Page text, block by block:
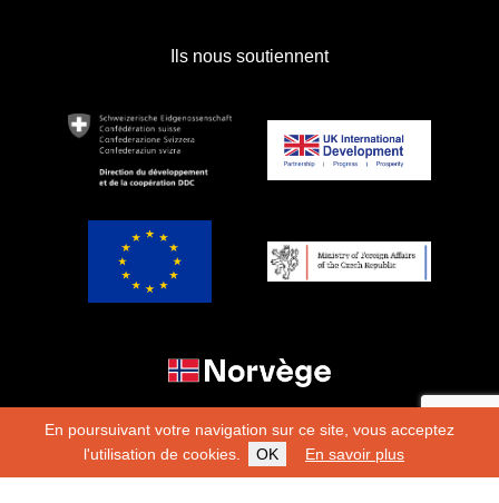
En poursuivant votre navigation sur ce site, vous acceptez
l'utilisation de cookies.
OK En savoir plus
Ils nous soutiennent